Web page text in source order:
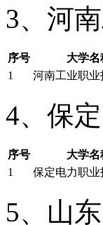
3、河
序号 大学名
1
河南工业职业
4、保
序号 大学名
1
保定电力职业
5、山